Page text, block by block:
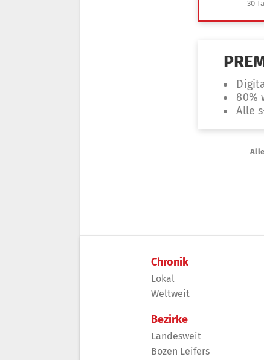
Chronik
Lokal
Weltweit
Bezirke
Landesweit
Bozen Leifers